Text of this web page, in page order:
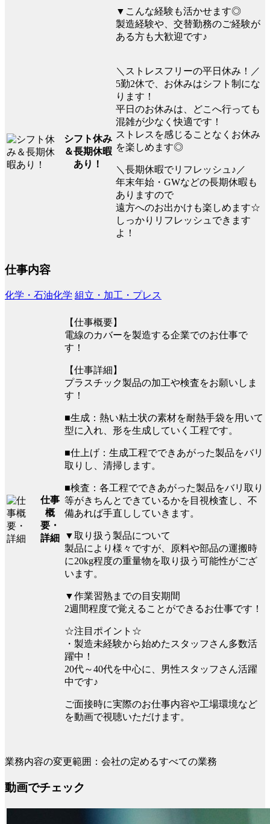
▼こんな経験も活かせます◎
製造経験や、交替勤務のご経験が
ある方も大歓迎です♪
シフト休み
＆長期休暇
あり！
＼ストレスフリーの平日休み！／
5勤2休で、お休みはシフト制にな
ります！
平日のお休みは、どこへ行っても
混雑が少なく快適です！
ストレスを感じることなくお休み
を楽しめます◎
＼長期休暇でリフレッシュ♪／
年末年始・GWなどの長期休暇も
ありますので
遠方へのお出かけも楽しめます☆
しっかりリフレッシュできます
よ！
仕事内容
化学・石油化学 組立・加工・プレス
仕事
概
要・
詳細
【仕事概要】
電線のカバーを製造する企業でのお仕事で
す！
【仕事詳細】
プラスチック製品の加工や検査をお願いしま
す！
■生成：熱い粘土状の素材を耐熱手袋を用いて
型に入れ、形を生成していく工程です。
■仕上げ：生成工程でできあがった製品をバリ
取りし、清掃します。
■検査：各工程でできあがった製品をバリ取り
等がきちんとできているかを目視検査し、不
備あれば手直ししていきます。
▼取り扱う製品について
製品により様々ですが、原料や部品の運搬時
に20kg程度の重量物を取り扱う可能性がござ
います。
▼作業習熟までの目安期間
2週間程度で覚えることができるお仕事です！
☆注目ポイント☆
・製造未経験から始めたスタッフさん多数活
躍中！
20代～40代を中心に、男性スタッフさん活躍
中です♪
ご面接時に実際のお仕事内容や工場環境など
を動画で視聴いただけます。
業務内容の変更範囲：会社の定めるすべての業務
動画でチェック